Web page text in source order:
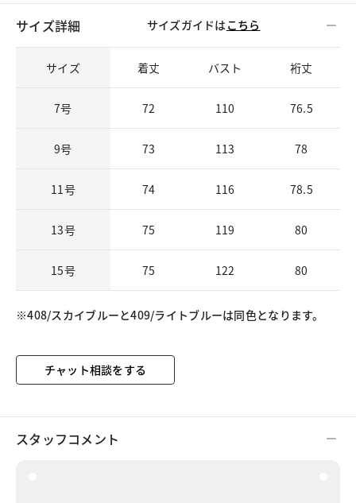
サイズ詳細 サイズガイドはこちら
サイズ 着丈 バスト 裄丈
7号 72 110 76.5
9号 73 113 78
11号 74 116 78.5
13号 75 119 80
15号 75 122 80
※408/スカイブルーと409/ライトブルーは同色となります。
チャット相談をする
スタッフコメント